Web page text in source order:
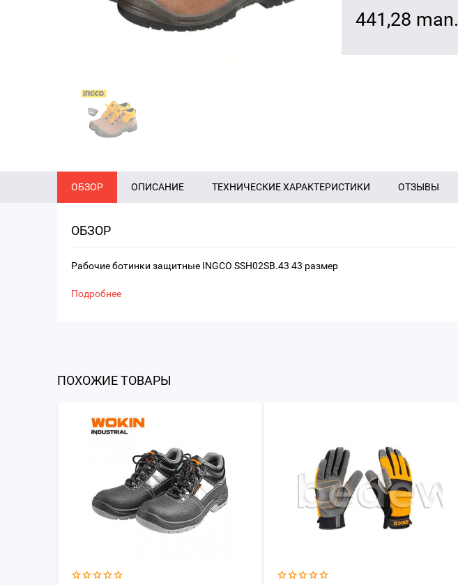
441,28 man.
ОБЗОР ОПИСАНИЕ ТЕХНИЧЕСКИЕ ХАРАКТЕРИСТИКИ ОТЗЫВЫ
ОБЗОР
Рабочие ботинки защитные INGCO SSH02SB.43 43 размеp
Подробнее
ПОХОЖИЕ ТОВАРЫ